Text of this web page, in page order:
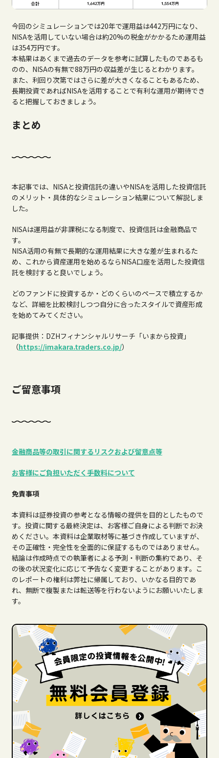
今回のシミュレーションでは20年で運用益は442万円になり、
NISAを活用していない場合は約20%の税金がかかるため運用益
は354万円です。
本結果はあくまで過去のデータを参考に試算したものであるも
のの、NISAの有無で88万円の収益差が生じるとわかります。
また、利回り次第ではさらに差が大きくなることもあるため、
長期投資であればNISAを活用することで有利な運用が期待でき
ると把握しておきましょう。
まとめ
本記事では、NISAと投資信託の違いやNISAを活用した投資信託
のメリット・具体的なシミュレーション結果について解説しま
した。
NISAは運用益が非課税になる制度で、投資信託は金融商品で
す。
NISA活用の有無で長期的な運用結果に大きな差が生まれるた
め、これから資産運用を始めるならNISA口座を活用した投資信
託を検討すると良いでしょう。
どのファンドに投資するか・どのくらいのペースで積立するか
など、詳細を比較検討しつつ自分に合ったスタイルで資産形成
を始めてみてください。
記事提供：DZHフィナンシャルリサーチ「いまから投資」
（https://imakara.traders.co.jp/）
ご留意事項
金融商品等の取引に関するリスクおよび留意点等
お客様にご負担いただく手数料について
免責事項
本資料は証券投資の参考となる情報の提供を目的としたもので
す。投資に関する最終決定は、お客様ご自身による判断でお決
めください。本資料は企業取材等に基づき作成していますが、
その正確性・完全性を全面的に保証するものではありません。
結論は作成時点での執筆者による予測・判断の集約であり、そ
の後の状況変化に応じて予告なく変更することがあります。こ
のレポートの権利は弊社に帰属しており、いかなる目的であ
れ、無断で複製または転送等を行わないようにお願いいたしま
す。